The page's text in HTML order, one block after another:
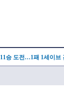
승 도전…1패 1세이브